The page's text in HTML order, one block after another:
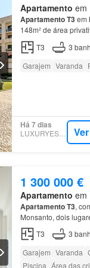
Apartamento em
ApartamentoT3em
148m² de área
quartos , incluindo
T3 3
Garajem Varanda
Há 7 dias
LUXURYESTATE
1 300 000 €
Apartamento em
ApartamentoT3,
Monsanto, dois
Restelo, com
T3 3
Garajem Varanda
Piscina Área das